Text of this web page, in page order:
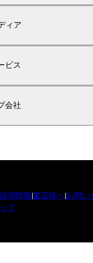
ィア
ビス
会社
用情報書店様へお問い
プ